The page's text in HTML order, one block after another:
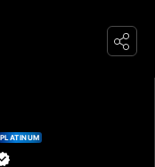
PLATINUM